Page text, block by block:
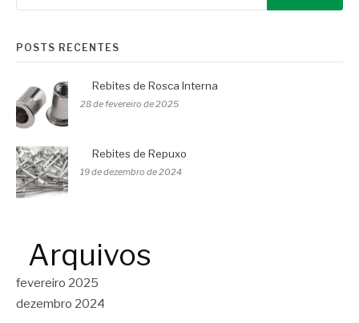
POSTS RECENTES
Rebites de Rosca Interna
28 de fevereiro de 2025
Rebites de Repuxo
19 de dezembro de 2024
Arquivos
fevereiro 2025
dezembro 2024